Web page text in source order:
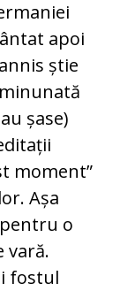
apoi
știe
șase)
moment”
Așa
o
vară.
fostul